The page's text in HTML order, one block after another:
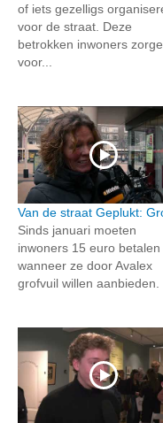
of iets gezelligs
voor de straat. Deze
betrokken inwoners
voor...
Van de straat Geplukt:
Sinds januari moeten
inwoners 15 euro betalen
wanneer ze door Avalex
grofvuil willen aanbieden.